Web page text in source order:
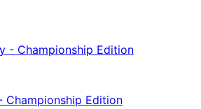
Championship Edition